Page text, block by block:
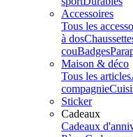
Accessoires
Tous les
à dos
couBadges
Maison & déco
Tous les articles
compagnie
Sticker
Cadeaux
Cadeaux